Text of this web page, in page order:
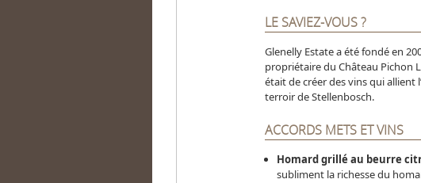
LE SAVIEZ-VOUS ?
Glenelly Estate a été fondé en
propriétaire du Château Pichon
était de créer des vins qui allient
terroir de Stellenbosch.
ACCORDS METS ET VINS
Homard grillé au beurre
subliment la richesse du